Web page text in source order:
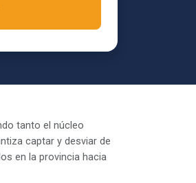
tanto el núcleo
captar y desviar de
en la provincia hacia